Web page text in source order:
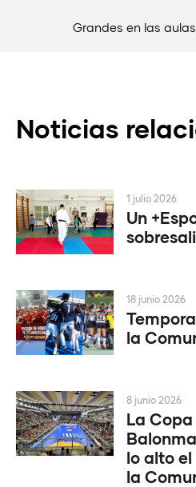
Grandes en las
Noticias
Un
1 julio 2026
la
18 junio 2026
La
lo alto el
la
8 junio 2026